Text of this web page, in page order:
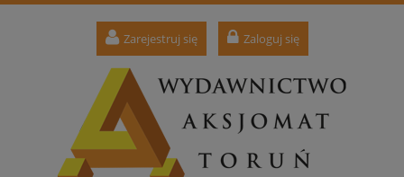
Zarejestruj się Zaloguj się